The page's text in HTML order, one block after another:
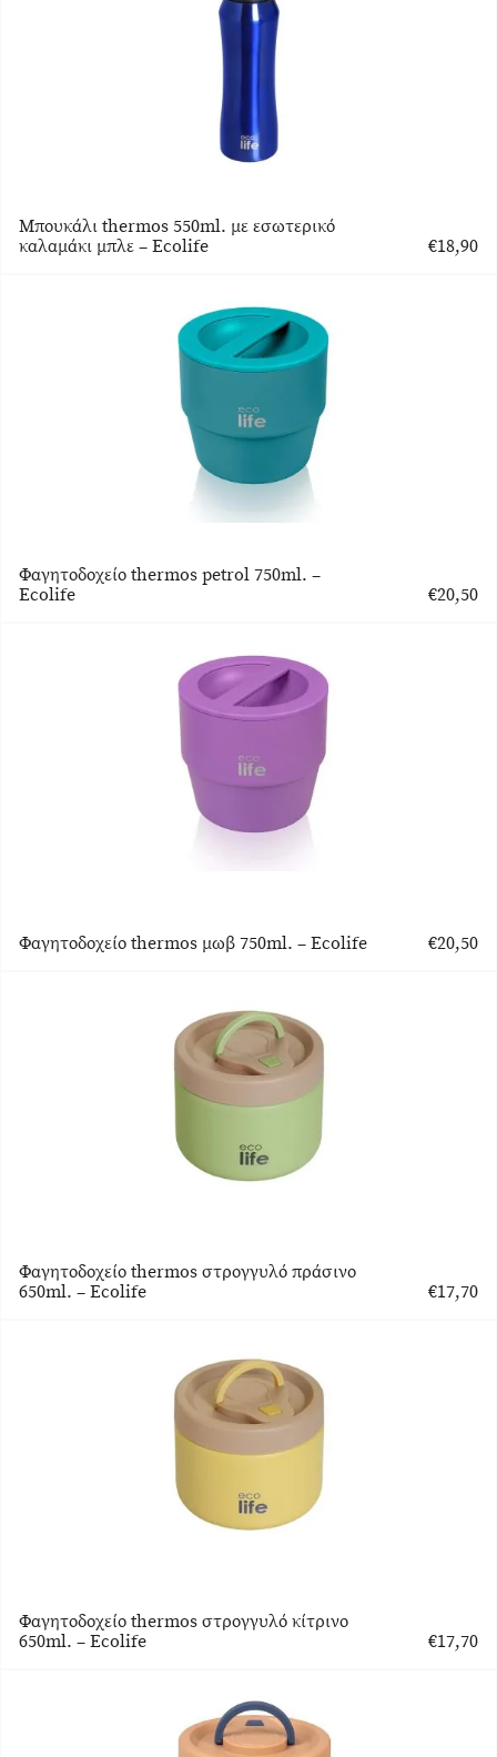
Μπουκάλι thermos 550ml. με εσωτερικό
καλαμάκι μπλε – Ecolife
€18,90
Φαγητοδοχείο thermos petrol 750ml. –
Ecolife
€20,50
Φαγητοδοχείο thermos μωβ 750ml. – Ecolife €20,50
Φαγητοδοχείο thermos στρογγυλό πράσινο
650ml. – Ecolife
€17,70
Φαγητοδοχείο thermos στρογγυλό κίτρινο
650ml. – Ecolife
€17,70